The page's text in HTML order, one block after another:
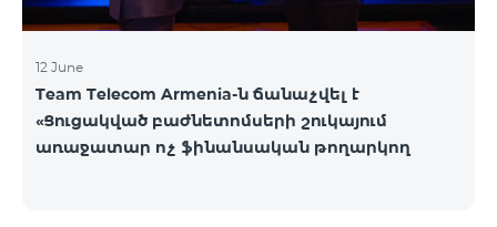
12 June
Team Telecom Armenia-ն ճանաչվել է
«Ցուցակված բաժնետոմսերի շուկայում
առաջատար ոչ ֆինանսական թողարկող